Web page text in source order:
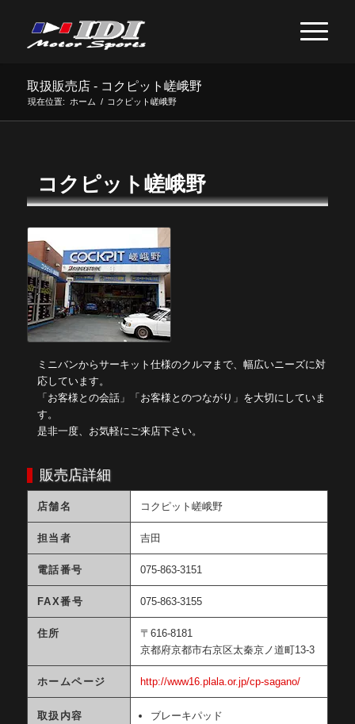
取扱販売店 - コクピット嵯峨野
現在位置: ホーム / コクピット嵯峨野
コクピット嵯峨野
ミニバンからサーキット仕様のクルマまで、幅広いニーズに対
応しています。
「お客様との会話」「お客様とのつながり」を大切にしていま
す。
是非一度、お気軽にご来店下さい。
販売店詳細
店舗名 コクピット嵯峨野
担当者 吉田
電話番号 075-863-3151
FAX番号 075-863-3155
住所
〒616-8181
京都府京都市右京区太秦京ノ道町13-3
ホームページ http://www16.plala.or.jp/cp-sagano/
取扱内容
ブレーキパッド